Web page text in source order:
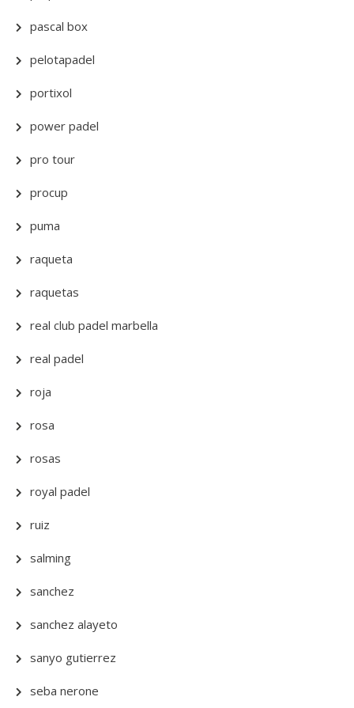
pascal box
pelotapadel
portixol
power padel
pro tour
procup
puma
raqueta
raquetas
real club padel marbella
real padel
roja
rosa
rosas
royal padel
ruiz
salming
sanchez
sanchez alayeto
sanyo gutierrez
seba nerone